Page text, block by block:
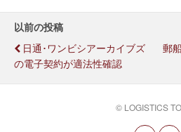
以前の投稿
日通･ワンビシアーカイブズ
の電子契約が適法性確認
郵
© LOGISTICS